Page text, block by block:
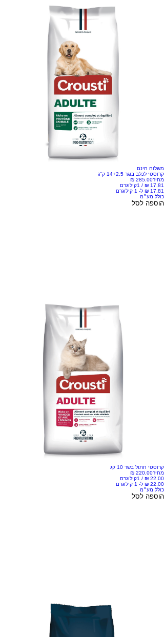
משלוח חינם
קרוסטי לכלב בוגר 14+2.5 ק"ג
מחיר
/ 1קילוגרם
כולל מע״מ
הוספה לסל
קרוסטי חתול בשר 10 קג
מחיר
/ 1קילוגרם
כולל מע״מ
הוספה לסל